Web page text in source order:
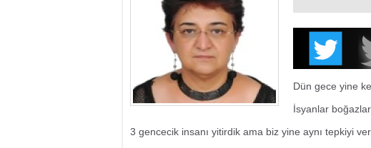
Dün gece yine
İsyanlar
3 gencecik insanı yitirdik ama biz yine aynı tepkiyi